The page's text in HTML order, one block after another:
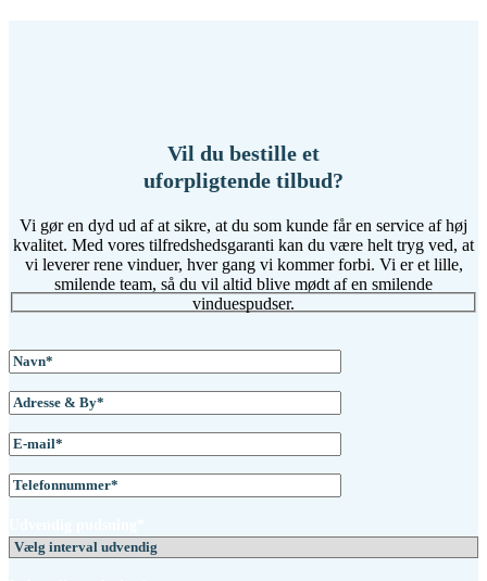
Vil du bestille et
uforpligtende tilbud?
Vi gør en dyd ud af at sikre, at du som kunde får en service af høj
kvalitet. Med vores tilfredshedsgaranti kan du være helt tryg ved, at
vi leverer rene vinduer, hver gang vi kommer forbi. Vi er et lille,
smilende team, så du vil altid blive mødt af en smilende
vinduespudser.